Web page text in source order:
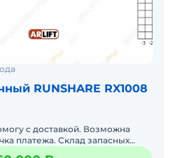
RUNSHARE RX1008
с доставкой. Возможна
платежа. Склад запасных
линия. Доставка по РФ. Полная